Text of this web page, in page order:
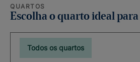
QUARTOS
Escolha o quarto ideal para
Todos os quartos